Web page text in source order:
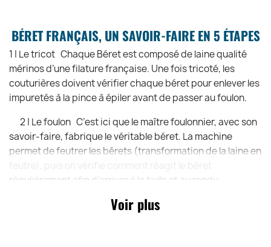
BÉRET FRANÇAIS, UN SAVOIR-FAIRE EN 5 ÉTAPES
1 | Le tricot Chaque Béret est composé de laine qualité
mérinos d’une filature française. Une fois tricoté, les
couturières doivent vérifier chaque béret pour enlever les
impuretés à la pince à épiler avant de passer au foulon.
2 | Le foulon C’est ici que le maître foulonnier, avec son
savoir-faire, fabrique le véritable béret. La machine
permet de feutrer les bérets (transformation de la laine en
régulièrement afin d’arriver à la taille et au rendu
Voir plus